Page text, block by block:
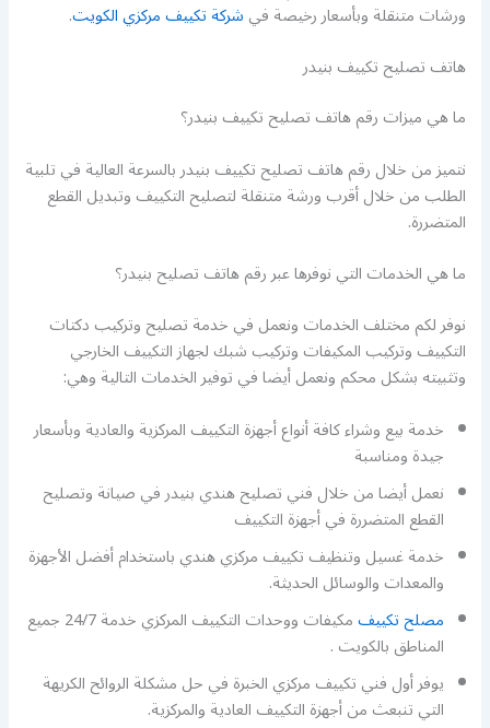
ورشات متنقلة وبأسعار رخيصة فيشركة تكييف مركزي الكويت.
هاتف تصليح تكييف بنيدر
ما هي ميزات رقم هاتف تصليح تكييف بنيدر؟
نتميز من خلال رقم هاتف تصليح تكييف بنيدر بالسرعة العالية في تلبية
الطلب من خلال أقرب ورشة متنقلة لتصليح التكييف وتبديل القطع
المتضررة.
ما هي الخدمات التي نوفرها عبر رقم هاتف تصليح بنيدر؟
نوفر لكم مختلف الخدمات ونعمل في خدمة تصليح وتركيب دكتات
التكييف وتركيب المكيفات وتركيب شبك لجهاز التكييف الخارجي
وتثبيته بشكل محكم ونعمل أيضا في توفير الخدمات التالية وهي:
خدمة بيع وشراء كافة أنواع أجهزة التكييف المركزية والعادية وبأسعار
جيدة ومناسبة
نعمل أيضا من خلال فني تصليح هندي بنيدر في صيانة وتصليح
القطع المتضررة في أجهزة التكييف
خدمة غسيل وتنظيف تكييف مركزي هندي باستخدام أفضل الأجهزة
والمعدات والوسائل الحديثة.
مصلح تكييف
مكيفات ووحدات التكييف المركزي خدمة 24/7 جميع
المناطق بالكويت .
يوفر أول فني تكييف مركزي الخبرة في حل مشكلة الروائح الكريهة
التي تنبعث من أجهزة التكييف العادية والمركزية.